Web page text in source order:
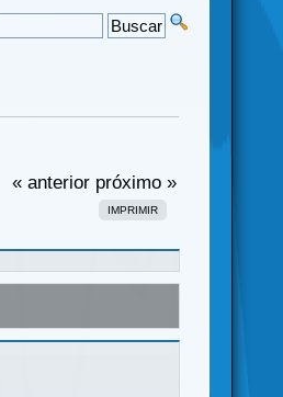
« anterior próximo »
IMPRIMIR